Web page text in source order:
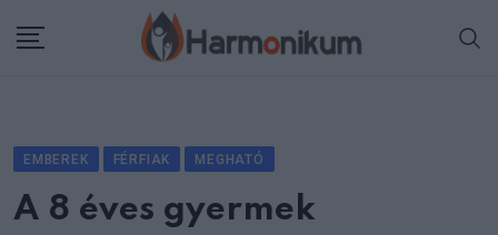
EMBEREK FÉRFIAK MEGHATÓ
A 8 éves gyermek